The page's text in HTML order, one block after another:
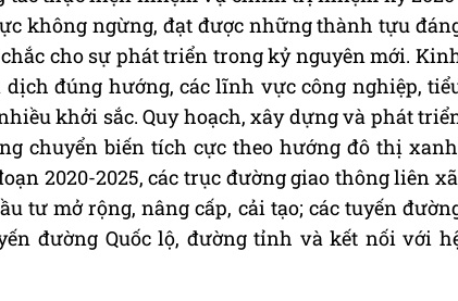
không ngừng, đạt được những thành tựu
cho sự phát triển trong kỷ nguyên mới.
đúng hướng, các lĩnh vực công nghiệp,
khởi sắc. Quy hoạch, xây dựng và phát
chuyển biến tích cực theo hướng đô thị
2020-2025, các trục đường giao thông liên
tư mở rộng, nâng cấp, cải tạo; các tuyến
đường Quốc lộ, đường tỉnh và kết nối với